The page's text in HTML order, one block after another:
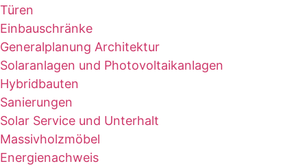
Türen
Einbauschränke
Generalplanung Architektur
Solaranlagen und Photovoltaikanlagen
Hybridbauten
Sanierungen
Solar Service und Unterhalt
Massivholzmöbel
Energienachweis